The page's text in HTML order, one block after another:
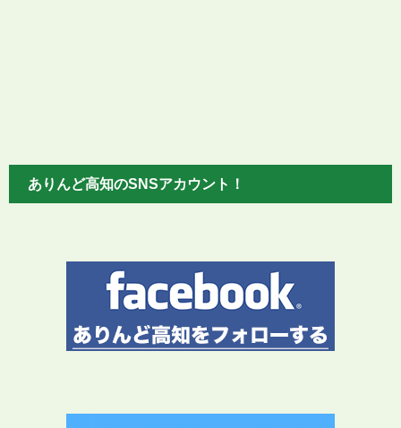
ありんど高知のSNSアカウント！